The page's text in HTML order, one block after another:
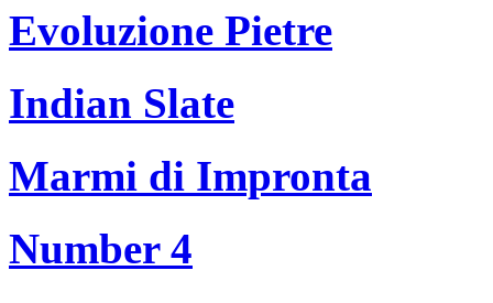
Evoluzione Pietre
Indian Slate
Marmi di Impronta
Number 4